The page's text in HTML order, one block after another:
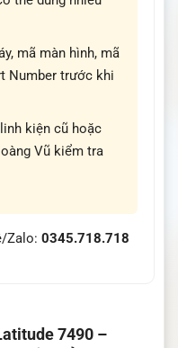
mã màn hình, mã
Number trước khi
kiện cũ hoặc
Vũ kiểm tra
Zalo: 0345.718.718
7490 –